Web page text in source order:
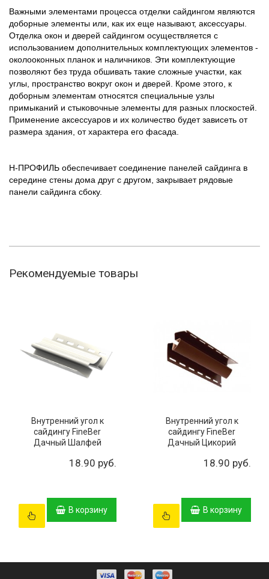
Важными элементами процесса отделки сайдингом являются
доборные элементы или, как их еще называют, аксессуары.
Отделка окон и дверей сайдингом осуществляется с
использованием дополнительных комплектующих элементов -
околооконных планок и наличников. Эти комплектующие
позволяют без труда обшивать такие сложные участки, как
углы, пространство вокруг окон и дверей. Кроме этого, к
доборным элементам относятся специальные узлы
примыканий и стыковочные элементы для разных плоскостей.
Применение аксессуаров и их количество будет зависеть от
размера здания, от характера его фасада.
Н-ПРОФИЛЬ обеспечивает соединение панелей сайдинга в
середине стены дома друг с другом, закрывает рядовые
панели сайдинга сбоку.
Рекомендуемые товары
Внутренний угол к
сайдингу FineBer
Дачный Шалфей
18.90 руб.
В корзину
Внутренний угол к
сайдингу FineBer
Дачный Цикорий
18.90 руб.
В корзину